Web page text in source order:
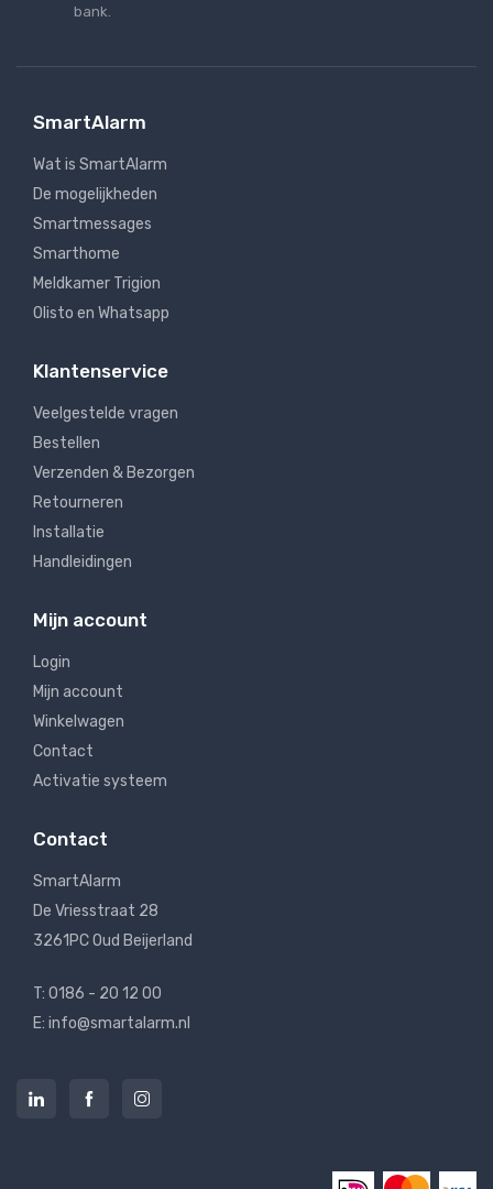
bank.
SmartAlarm
Wat is SmartAlarm
De mogelijkheden
Smartmessages
Smarthome
Meldkamer Trigion
Olisto en Whatsapp
Klantenservice
Veelgestelde vragen
Bestellen
Verzenden & Bezorgen
Retourneren
Installatie
Handleidingen
Mijn account
Login
Mijn account
Winkelwagen
Contact
Activatie systeem
Contact
SmartAlarm
De Vriesstraat 28
3261PC Oud Beijerland
T: 0186 - 20 12 00
E: info@smartalarm.nl